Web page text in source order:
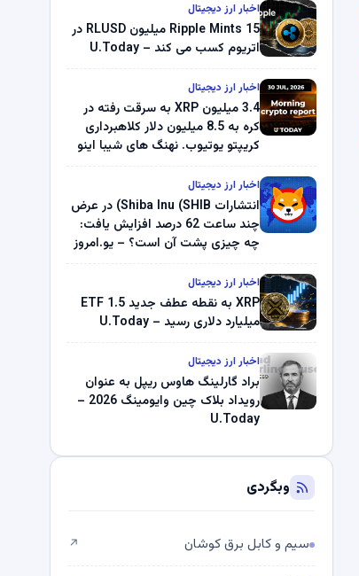
اخبار ارز دیجیتال
Ripple Mints 15 میلیون RLUSD در
اتریوم کسب می کند – U.Today
اخبار ارز دیجیتال
3.4 میلیون XRP به سرقت رفته در
کره به 8.5 میلیون دلار کلاهبرداری
کریپتو یوتیوب. نهنگ های شیبا اینو
میلیون دلار U-Turn در بیت کوین را
ثبت کرد – گزارش کریپتو صبح –
U.Today
اخبار ارز دیجیتال
انتشارات Shiba Inu (SHIB) در عرض
چند ساعت 62 درصد افزایش یافت:
چه چیزی پشت آن است؟ – یو.امروز
اخبار ارز دیجیتال
XRP به نقطه عطف جدید ETF 1.5
میلیارد دلاری رسید – U.Today
اخبار ارز دیجیتال
براد گارلینگ هاوس ریپل به عنوان
رویداد بلاک چین وایومینگ 2026 –
U.Today
وبگردی
سیم و کابل برق کوشان ↗